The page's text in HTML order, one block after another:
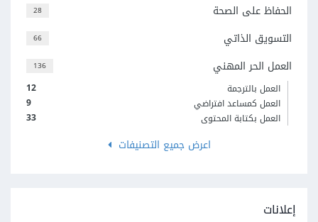
28 الحفاظ على الصحة
66 التسويق الذاتي
136 العمل الحر المهني
12
العمل بالترجمة
9
العمل كمساعد افتراضي
33
العمل بكتابة المحتوى
اعرض جميع التصنيفات
إعلانات